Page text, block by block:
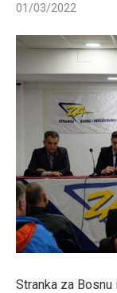
01/03/2022
Stranka za